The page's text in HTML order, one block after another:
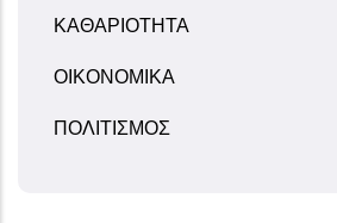
ΚΑΘΑΡΙΟΤΗΤΑ
ΟΙΚΟΝΟΜΙΚΑ
ΠΟΛΙΤΙΣΜΟΣ